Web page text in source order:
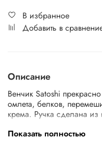
В избранное
Добавить в
Описание
Венчик Satoshi
омлета, белков,
крема. Ручка сделана из
поверхность сделана
дополнит коллекцию
Показать полностью